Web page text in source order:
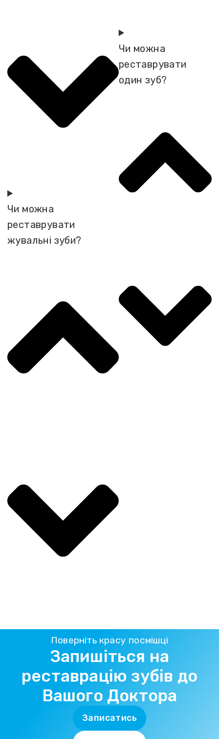
Чи можна
реставрувати
жувальні зуби?
Чи можна
реставрувати
один зуб?
Поверніть красу посмішці
Запишіться на
реставрацію зубів до
Вашого Доктора
Записатись